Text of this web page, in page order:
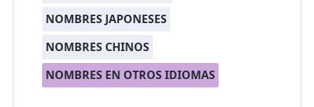
NOMBRES JAPONESES
NOMBRES CHINOS
NOMBRES EN OTROS IDIOMAS